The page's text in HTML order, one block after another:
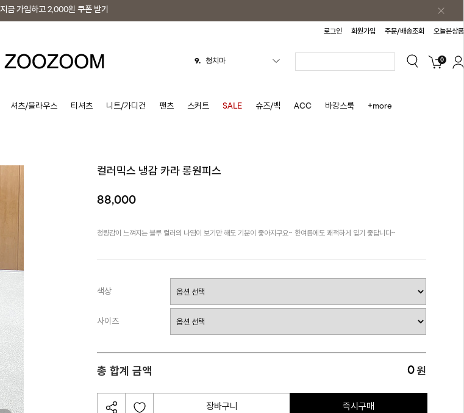
지금 가입하고 2,000원 쿠폰 받기
로그인 회원가입 주문/배송조회 오늘본상품
10. 바스락원피스
2.
6. 여름티
9. 청치마
0
셔츠/블라우스 티셔츠 니트/가디건 팬츠 스커트 SALE 슈즈/백 ACC 바캉스룩 +more
컬러믹스 냉감 카라 롱원피스
88,000
청량감이 느껴지는 블루 컬러의 나염이 보기만 해도 기분이 좋아지구요~ 한여름에도 쾌적하게 입기 좋답니다~
색상
사이즈
총 합계 금액 0원
장바구니 즉시구매